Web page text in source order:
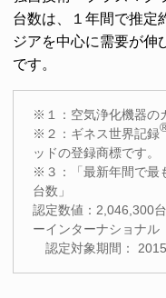
台数は、１年間で推定
ジアを中心に需要が伸
です。
※１：空気浄化機器の
※２：ギネス世界記録
ッドの登録商標です。
※３：「最新年間で最
台数」
認定数値：2,046,300
ーインターナショナル
認定対象期間：